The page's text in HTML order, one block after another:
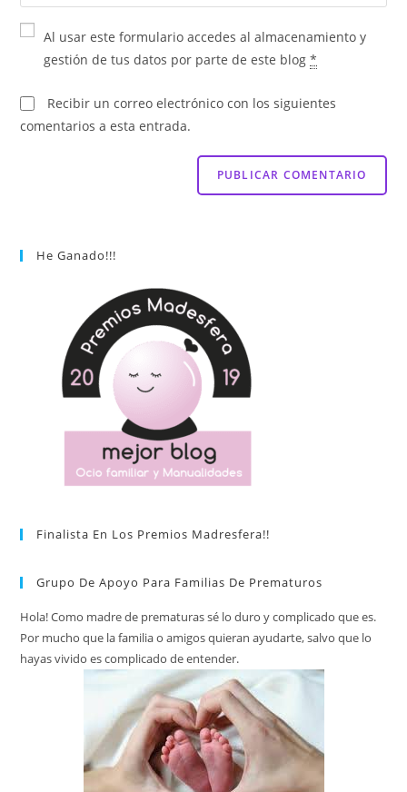
Al usar este formulario accedes al almacenamiento y
gestión de tus datos por parte de este blog*
Recibir un correo electrónico con los siguientes
comentarios a esta entrada.
He Ganado!!!
Finalista En Los Premios Madresfera!!
Grupo De Apoyo Para Familias De Prematuros
Hola! Como madre de prematuras sé lo duro y complicado que es.
Por mucho que la familia o amigos quieran ayudarte, salvo que lo
hayas vivido es complicado de entender.